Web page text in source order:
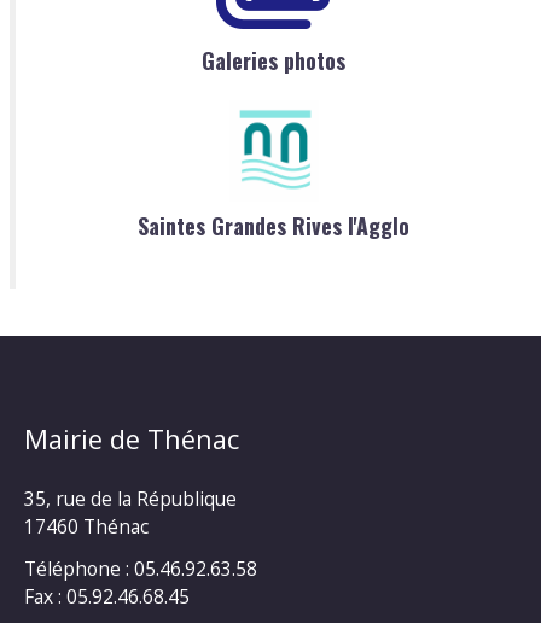
Galeries photos
Saintes Grandes Rives l'Agglo
Mairie de Thénac
35, rue de la République
17460 Thénac
Téléphone : 05.46.92.63.58
Fax : 05.92.46.68.45